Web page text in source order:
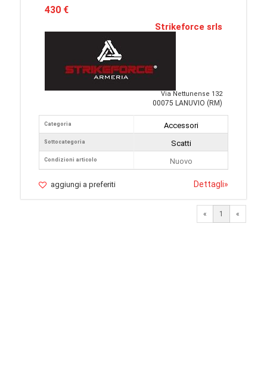
430 €
Strikeforce srls
Via Nettunense 132
00075 LANUVIO (RM)
Categoria
Sottocategoria
Condizioni articolo
Accessori
Scatti
Nuovo
aggiungi a preferiti Dettagli»
« 1 «